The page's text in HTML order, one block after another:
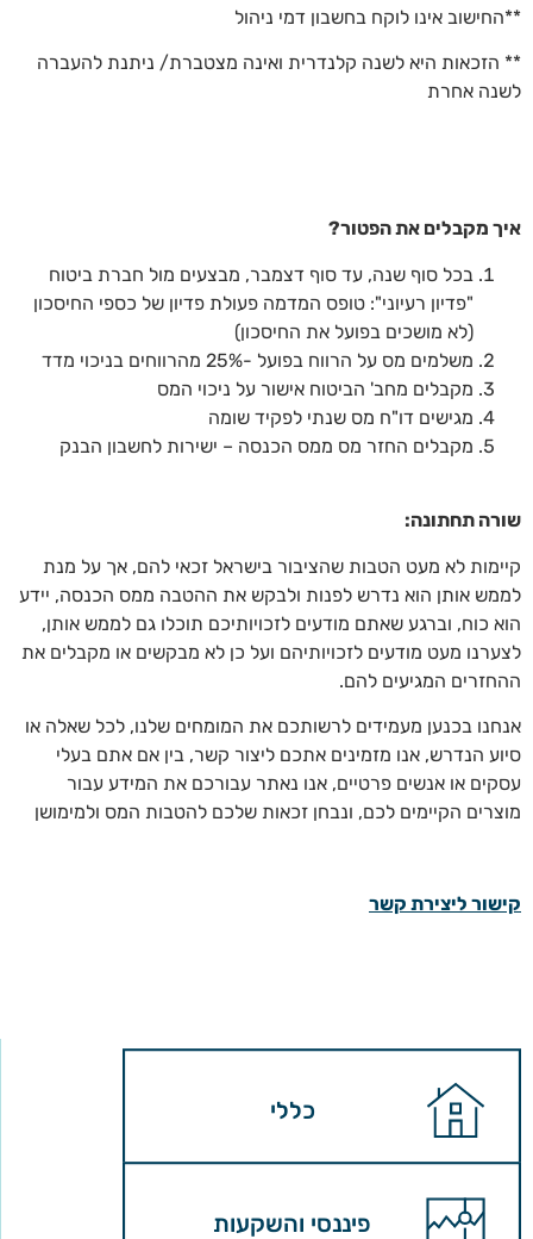
כללי
פיננסי והשקעות
**החישוב אינו לוקח בחשבון דמי ניהול
** הזכאות היא לשנה קלנדרית ואינה מצטברת/ ניתנת להעברה
לשנה אחרת
איך מקבלים את הפטור?
בכל סוף שנה, עד סוף דצמבר, מבצעים מול חברת ביטוח
"פדיון רעיוני": טופס המדמה פעולת פדיון של כספי החיסכון
(לא מושכים בפועל את החיסכון)
משלמים מס על הרווח בפועל -25% מהרווחים בניכוי מדד
מקבלים מחב' הביטוח אישור על ניכוי המס
מגישים דו"ח מס שנתי לפקיד שומה
מקבלים החזר מס ממס הכנסה – ישירות לחשבון הבנק
שורה תחתונה:
קיימות לא מעט הטבות שהציבור בישראל זכאי להם, אך על מנת
לממש אותן הוא נדרש לפנות ולבקש את ההטבה ממס הכנסה, יידע
הוא כוח, וברגע שאתם מודעים לזכויותיכם תוכלו גם לממש אותן,
לצערנו מעט מודעים לזכויותיהם ועל כן לא מבקשים או מקבלים את
ההחזרים המגיעים להם.
אנחנו בכנען מעמידים לרשותכם את המומחים שלנו, לכל שאלה או
סיוע הנדרש, אנו מזמינים אתכם ליצור קשר, בין אם אתם בעלי
עסקים או אנשים פרטיים, אנו נאתר עבורכם את המידע עבור
מוצרים הקיימים לכם, ונבחן זכאות שלכם להטבות המס ולמימושן
קישור ליצירת קשר